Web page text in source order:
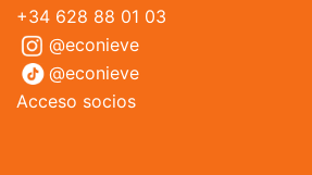
+34 628 88 01 03
@econieve
@econieve
Acceso socios